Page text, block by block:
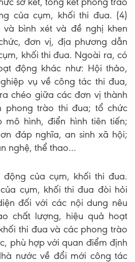
của cụm, khối thi đua. (4)
bình xét và đề nghị khen
đơn vị, địa phương dẫn
khối thi đua. Ngoài ra, có
động khác như: Hội thảo,
vụ về công tác thi đua,
chéo giữa các đơn vị thành
phong trào thi đua; tổ chức
hình, điển hình tiên tiến;
đáp nghĩa, an sinh xã hội;
nghệ, thể thao…
của cụm, khối thi đua.
cụm, khối thi đua đòi hỏi
đối với các nội dung nêu
chất lượng, hiệu quả hoạt
thi đua và các phong trào
phù hợp với quan điểm định
nước về đổi mới công tác